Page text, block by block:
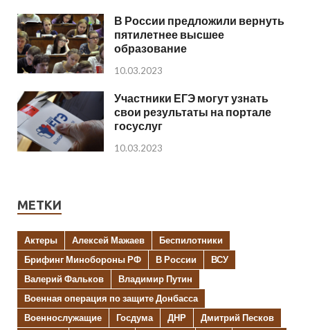
В России предложили вернуть
пятилетнее высшее
образование
10.03.2023
Участники ЕГЭ могут узнать
свои результаты на портале
госуслуг
10.03.2023
МЕТКИ
Актеры Алексей Мажаев
Беспилотники
Брифинг Минобороны РФ
В России
ВСУ
Валерий Фальков
Владимир Путин
Военная операция по защите Донбасса
Военнослужащие
Госдума ДНР
Дмитрий Песков